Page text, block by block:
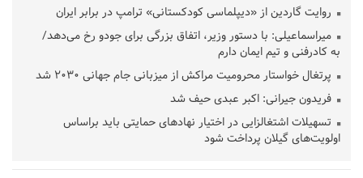
روایت گاردین از «دیپلماسی کودکستانی» ترامپ در برابر ایران
میراسماعیلی: با دستور وزیر، اتفاق بزرگی برای جودو رخ می‌دهد/
به کادرفنی و تیم ایمان دارم
پرتغال خواستار محرومیت مراکش از میزبانی جام جهانی ۲۰۳۰ شد
فریدون جیرانی: اکبر عبدی حیف شد
تسهیلات اشتغالزایی در اختیار نهادهای حمایتی باید براساس
اولویت‌های گیلان پرداخت شود